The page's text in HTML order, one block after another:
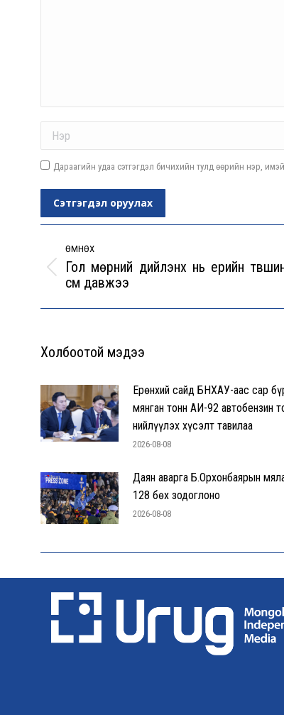
Дараагийн удаа сэтгэгдэл бичихийн тулд өөрийн нэр,
Сэтгэгдэл оруулах
navigation
ӨМНӨХ
Previous
post:
Гол мөрний дийлэнх нь үерийн
см давжээ
Холбоотой мэдээ
Ерөнхий сайд БНХАУ-аас сар
мянган тонн АИ-92 автобензин
нийлүүлэх хүсэлт тавилаа
2026-08-08
Даян аварга Б.Орхонбаярын
128 бөх зодоглоно
2026-08-08